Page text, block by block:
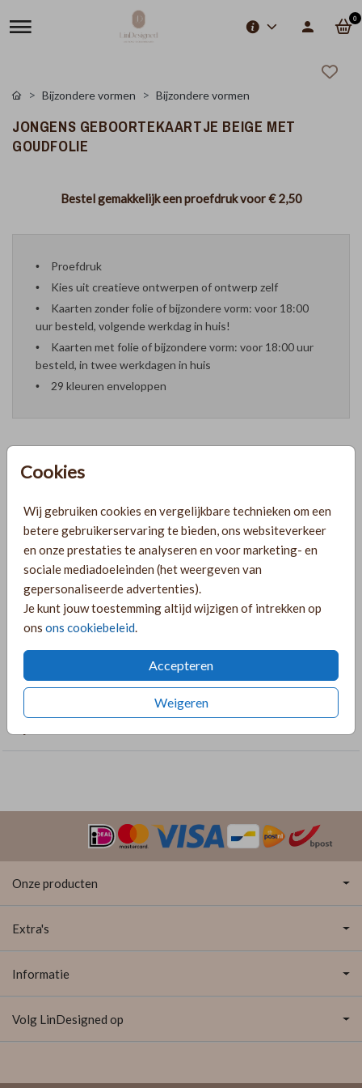
0
Cookies
Wij gebruiken cookies en vergelijkbare technieken om een
betere gebruikerservaring te bieden, ons websiteverkeer
en onze prestaties te analyseren en voor marketing- en
sociale mediadoeleinden (het weergeven van
gepersonaliseerde advertenties).
Je kunt jouw toestemming altijd wijzigen of intrekken op
ons ons cookiebeleid.
Accepteren
Weigeren
Bijzondere vormen Bijzondere vormen
JONGENS GEBOORTEKAARTJE BEIGE MET
GOUDFOLIE
Bestel gemakkelijk een proefdruk voor€ 2,50
Proefdruk
Kies uit creatieve ontwerpen of ontwerp zelf
Kaarten zonder folie of bijzondere vorm: voor 18:00
uur besteld, volgende werkdag in huis!
Kaarten met folie of bijzondere vorm: voor 18:00 uur
besteld, in twee werkdagen in huis
29 kleuren enveloppen
Formaten en prijzen
PRODUCTINFORMATIE
OMSCHRIJVING
Prachtig jongens geboortekaartje met een beige
naar wens aan in de online editor!
Onze producten
Extra's
Informatie
Volg LinDesigned op